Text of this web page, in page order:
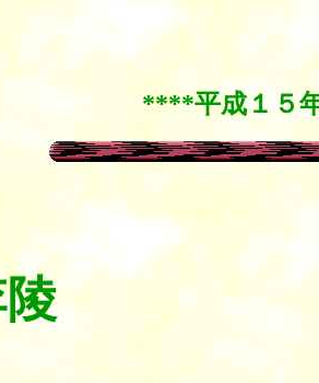
yi YanShu
****平成１５